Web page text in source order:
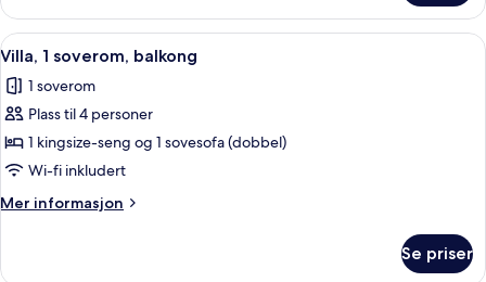
1
soverom
Åpne
alle
bildene
av
Villa,
1
soverom,
balkong
Flatskjerm-TV, DVD-spiller,
5
Villa, 1 soverom, balkong
1 soverom
Plass til 4 personer
1 kingsize-seng og 1 sovesofa (dobbel)
Wi-fi inkludert
Mer informasjon
Mer
Se priser